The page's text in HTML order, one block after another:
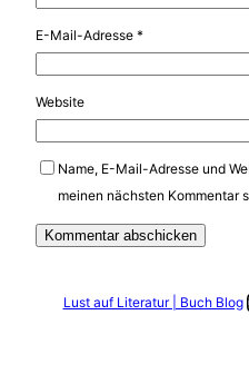
E-Mail-Adresse *
Website
Name, E-Mail-Adresse und
meinen nächsten Kommentar
Lust auf Literatur | Buch Blog